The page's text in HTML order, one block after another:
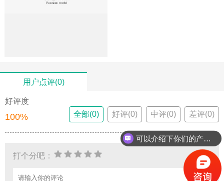
用户点评(0)
好评度
100% 全部(0) 好评(0) 中评(0) 差评(0)
打个分吧：
可以介绍下你们的产品么？